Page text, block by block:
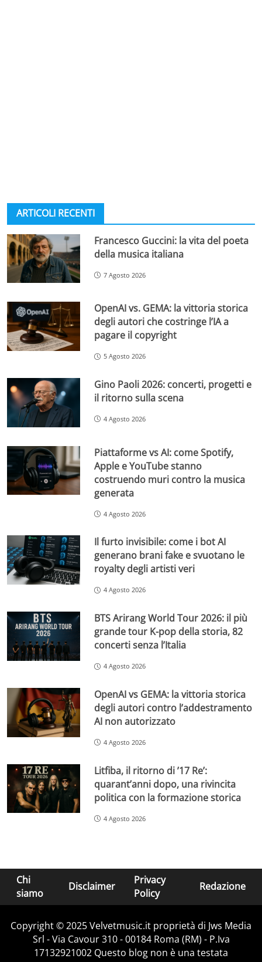
ARTICOLI RECENTI
Francesco Guccini: la vita del poeta
della musica italiana
7 Agosto 2026
OpenAI vs. GEMA: la vittoria storica
degli autori che costringe l’IA a
pagare il copyright
5 Agosto 2026
Gino Paoli 2026: concerti, progetti e
il ritorno sulla scena
4 Agosto 2026
Piattaforme vs AI: come Spotify,
Apple e YouTube stanno
costruendo muri contro la musica
generata
4 Agosto 2026
Il furto invisibile: come i bot AI
generano brani fake e svuotano le
royalty degli artisti veri
4 Agosto 2026
BTS Arirang World Tour 2026: il più
grande tour K-pop della storia, 82
concerti senza l’Italia
4 Agosto 2026
OpenAI vs GEMA: la vittoria storica
degli autori contro l’addestramento
AI non autorizzato
4 Agosto 2026
Litfiba, il ritorno di ’17 Re’:
quarant’anni dopo, una rivincita
politica con la formazione storica
4 Agosto 2026
Chi
siamo
Disclaimer
Privacy
Policy
Redazione
Copyright © 2025 Velvetmusic.it proprietà di Jws Media
Srl - Via Cavour 310 - 00184 Roma (RM) - P.Iva
17132921002 Questo blog non è una testata